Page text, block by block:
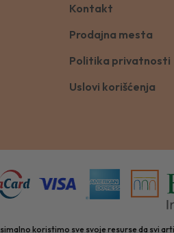
Kontakt
Prodajna mesta
Politika privatnosti
Uslovi korišćenja
koristimo sve svoje resurse da